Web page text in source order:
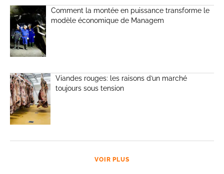
Comment la montée en puissance transforme le
modèle économique de Managem
Viandes rouges: les raisons d’un marché
toujours sous tension
VOIR PLUS